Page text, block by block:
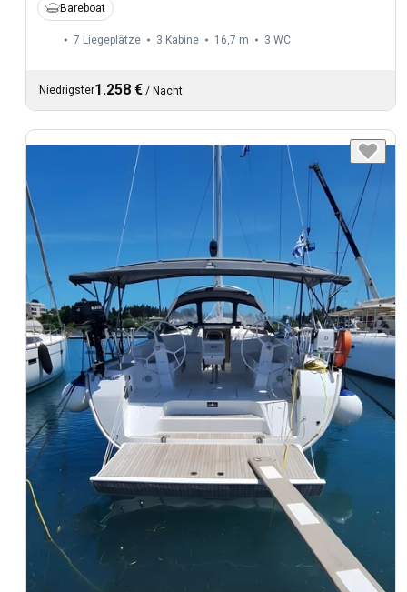
Bareboat
7 Liegeplätze 3 Kabine 16,7 m 3 WC
Niedrigster1.258 € / Nacht